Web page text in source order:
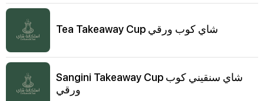
Tea Takeaway Cup شاي كوب ورقي
Sangini Takeaway Cup شاي سنقيني كوب
ورقي